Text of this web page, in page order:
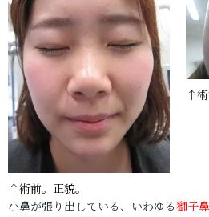
↑術前。正貌。
↑術
小鼻が張り出している、いわゆる獅子鼻